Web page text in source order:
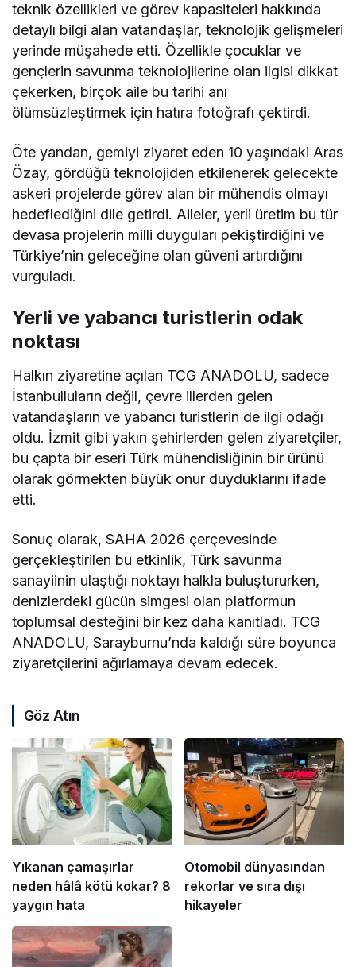
teknik özellikleri ve görev kapasiteleri hakkında
detaylı bilgi alan vatandaşlar, teknolojik gelişmeleri
yerinde müşahede etti. Özellikle çocuklar ve
gençlerin savunma teknolojilerine olan ilgisi dikkat
çekerken, birçok aile bu tarihi anı
ölümsüzleştirmek için hatıra fotoğrafı çektirdi.
Öte yandan, gemiyi ziyaret eden 10 yaşındaki Aras
Özay, gördüğü teknolojiden etkilenerek gelecekte
askeri projelerde görev alan bir mühendis olmayı
hedeflediğini dile getirdi. Aileler, yerli üretim bu tür
devasa projelerin milli duyguları pekiştirdiğini ve
Türkiye’nin geleceğine olan güveni artırdığını
vurguladı.
Yerli ve yabancı turistlerin odak
noktası
Halkın ziyaretine açılan TCG ANADOLU, sadece
İstanbulluların değil, çevre illerden gelen
vatandaşların ve yabancı turistlerin de ilgi odağı
oldu. İzmit gibi yakın şehirlerden gelen ziyaretçiler,
bu çapta bir eseri Türk mühendisliğinin bir ürünü
olarak görmekten büyük onur duyduklarını ifade
etti.
Sonuç olarak, SAHA 2026 çerçevesinde
gerçekleştirilen bu etkinlik, Türk savunma
sanayiinin ulaştığı noktayı halkla buluştururken,
denizlerdeki gücün simgesi olan platformun
toplumsal desteğini bir kez daha kanıtladı. TCG
ANADOLU, Sarayburnu’nda kaldığı süre boyunca
ziyaretçilerini ağırlamaya devam edecek.
Göz Atın
Yıkanan çamaşırlar
neden hâlâ kötü kokar? 8
yaygın hata
Otomobil dünyasından
rekorlar ve sıra dışı
hikayeler